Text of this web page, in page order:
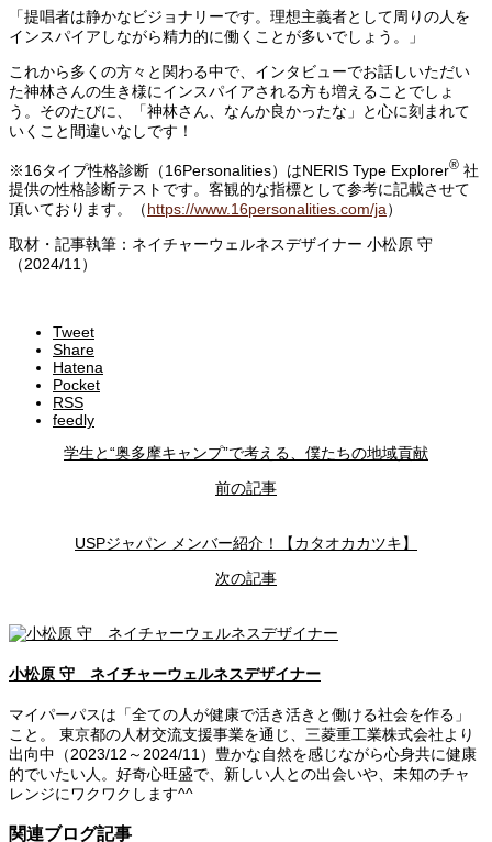
「提唱者は静かなビジョナリーです。理想主義者として周りの人を
インスパイアしながら精力的に働くことが多いでしょう。」
これから多くの方々と関わる中で、インタビューでお話しいただい
た神林さんの生き様にインスパイアされる方も増えることでしょ
う。そのたびに、「神林さん、なんか良かったな」と心に刻まれて
いくこと間違いなしです！
※16タイプ性格診断（16Personalities）はNERIS Type Explorer® 社
提供の性格診断テストです。客観的な指標として参考に記載させて
頂いております。（https://www.16personalities.com/ja）
取材・記事執筆：ネイチャーウェルネスデザイナー 小松原 守
（2024/11）
Tweet
Share
Hatena
Pocket
RSS
feedly
学生と“奥多摩キャンプ”で考える、僕たちの地域貢献
前の記事
USPジャパン メンバー紹介！【カタオカカツキ】
次の記事
小松原 守 ネイチャーウェルネスデザイナー
マイパーパスは「全ての人が健康で活き活きと働ける社会を作る」
こと。 東京都の人材交流支援事業を通じ、三菱重工業株式会社より
出向中（2023/12～2024/11）豊かな自然を感じながら心身共に健康
的でいたい人。好奇心旺盛で、新しい人との出会いや、未知のチャ
レンジにワクワクします^^
関連ブログ記事